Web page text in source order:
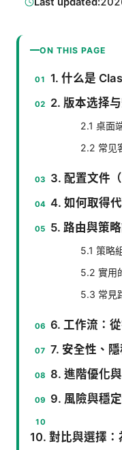
ON THIS PAGE
1. 什么是
2. 版本选择
2.1 桌面
2.2 常见
3. 配置文件
4. 如何取得
5. 路由與策
5.1 策略
5.2 實用
5.3 常見
6. 工作流：
7. 安全性、
8. 進階優化
9. 風險與穩
10. 對比與選擇